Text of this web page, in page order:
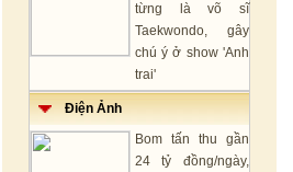
từng là võ sĩ
Taekwondo, gây
chú ý ở show 'Anh
trai'
Điện Ảnh
Bom tấn thu gần
24 tỷ đồng/ngày,